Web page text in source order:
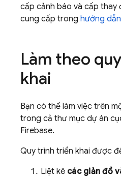
cấp cảnh báo và cấp
cung cấp trong hướng
Làm theo
khai
Bạn có thể làm việc trên
trong cả thư mục dự án
Firebase.
Quy trình triển khai được
Liệt kê các giản đồ